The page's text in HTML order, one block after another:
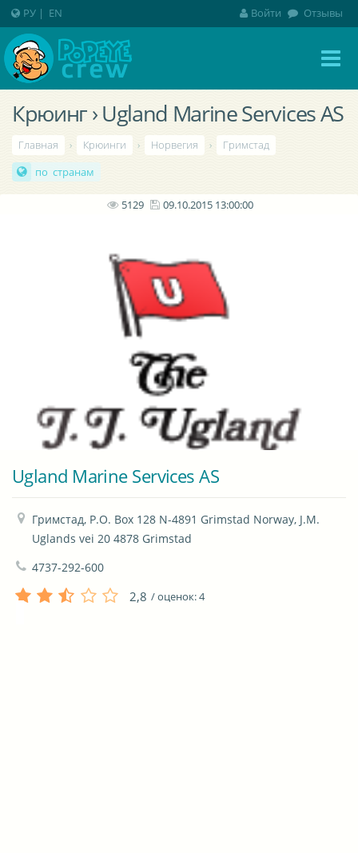
Крюинг › Ugland Marine Services AS
Главная › Крюинги › Норвегия ›
Гримстад
по странам
5129 09.10.2015 13:00:00
Ugland Marine Services AS
Гримстад, P.O. Box 128 N-4891 Grimstad Norway, J.M.
Uglands vei 20 4878 Grimstad
4737-292-600
2,8 / оценок:4
РУ | EN Войти Отзывы